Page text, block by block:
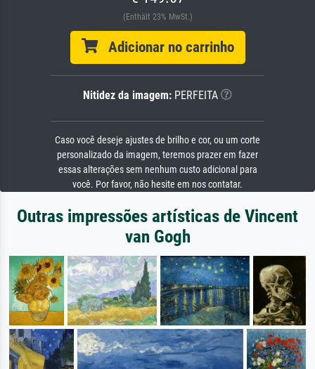
(Enthält 23% MwSt.)
Adicionar no carrinho
Nitidez da imagem: PERFEITA
Caso você deseje ajustes de brilho e cor, ou um corte
personalizado da imagem, teremos prazer em fazer
essas alterações sem nenhum custo adicional para
você. Por favor, não hesite em nos contatar.
Outras impressões artísticas de Vincent
van Gogh